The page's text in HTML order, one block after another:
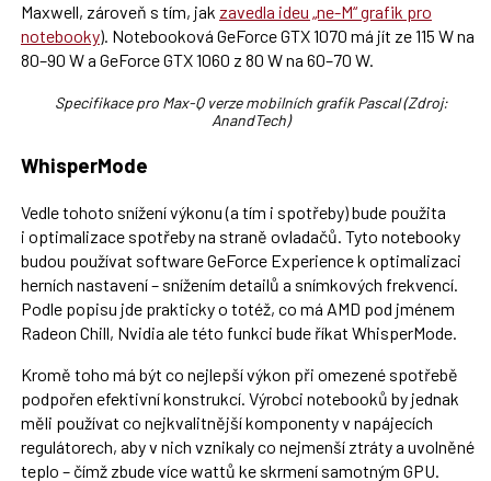
Maxwell, zároveň s tím, jak zavedla ideu „ne-M“ grafik pro
notebooky). Notebooková GeForce GTX 1070 má jít ze 115 W na
80–90 W a GeForce GTX 1060 z 80 W na 60–70 W.
Specifikace pro Max-Q verze mobilních grafik Pascal (Zdroj:
AnandTech)
WhisperMode
Vedle tohoto snížení výkonu (a tím i spotřeby) bude použita
i optimalizace spotřeby na straně ovladačů. Tyto notebooky
budou používat software GeForce Experience k optimalizaci
herních nastavení – snížením detailů a snímkových frekvencí.
Podle popisu jde prakticky o totéž, co má AMD pod jménem
Radeon Chill, Nvidia ale této funkci bude říkat WhisperMode.
Kromě toho má být co nejlepší výkon při omezené spotřebě
podpořen efektivní konstrukcí. Výrobci notebooků by jednak
měli používat co nejkvalitnější komponenty v napájecích
regulátorech, aby v nich vznikaly co nejmenší ztráty a uvolněné
teplo – čímž zbude více wattů ke skrmení samotným GPU.